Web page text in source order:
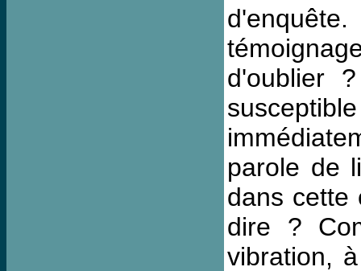
d'oublier
parole de
dans cette
dire ?
vibration,